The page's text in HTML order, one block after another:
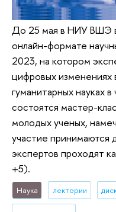
До 25 мая в НИУ ВШЭ
онлайн-формате
2023, на котором
цифровых
гуманитарных науках
состоятся мастер-
молодых ученых,
участие принимаются
экспертов проходят
+5).
Наука лектории